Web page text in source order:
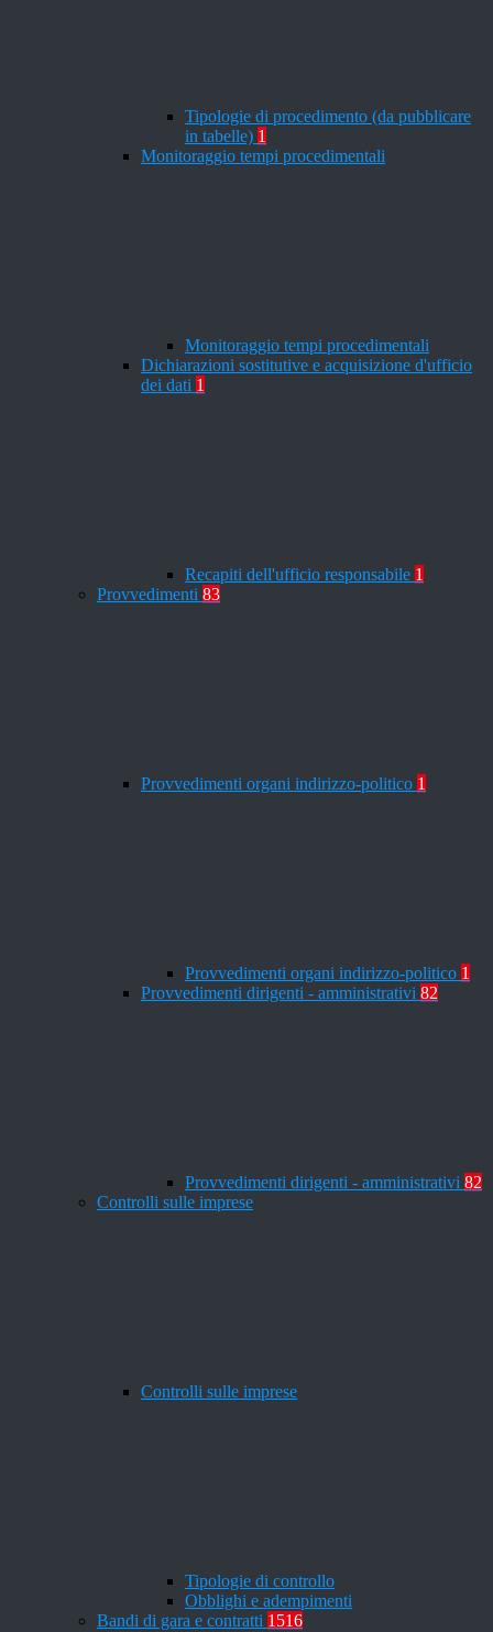
Tipologie di procedimento (da pubblicare
in tabelle) 1
Monitoraggio tempi procedimentali
Monitoraggio tempi procedimentali
Dichiarazioni sostitutive e acquisizione d'ufficio
dei dati 1
Recapiti dell'ufficio responsabile 1
Provvedimenti 83
Provvedimenti organi indirizzo-politico 1
Provvedimenti organi indirizzo-politico 1
Provvedimenti dirigenti - amministrativi 82
Provvedimenti dirigenti - amministrativi 82
Controlli sulle imprese
Controlli sulle imprese
Tipologie di controllo
Obblighi e adempimenti
Bandi di gara e contratti 1516